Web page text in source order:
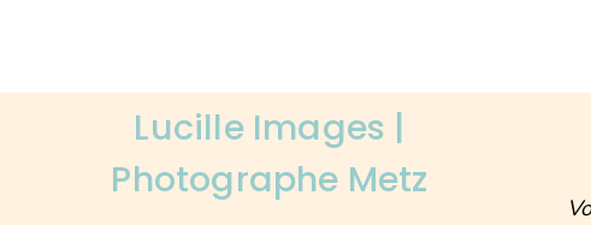
Lucille Images |
Photographe Metz